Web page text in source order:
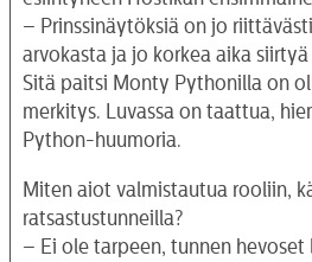
– Prinssinäytöksiä on jo
arvokasta ja jo korkea aika
Sitä paitsi Monty Pythonilla on
merkitys. Luvassa on taattua,
Python-huumoria.
Miten aiot valmistautua rooliin,
ratsastustunneilla?
– Ei ole tarpeen, tunnen hevoset